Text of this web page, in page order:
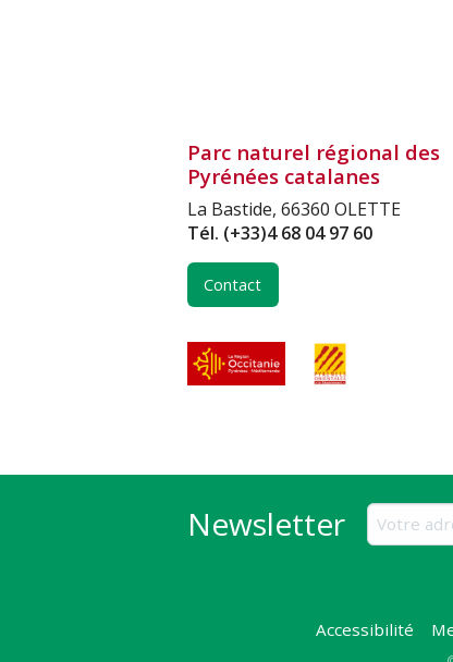
Parc naturel régional des
Pyrénées catalanes
La Bastide, 66360 OLETTE
Tél. (+33)4 68 04 97 60
Contact
Newsletter
Accessibilité